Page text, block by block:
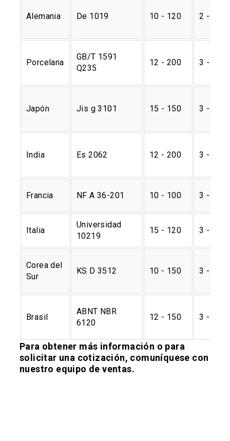
Alemania De 1019 10 - 120 2 - 6
Porcelana
GB/T 1591
Q235
12 - 200 3 - 12
Japón Jis g 3101 15 - 150 3 - 6
India Es 2062 12 - 200 3 - 12
Francia NF A 36-201 10 - 100 3 - 12
Italia
Universidad
10219
15 - 120 3 - 6
Corea del
Sur
KS D 3512 10 - 150 3 - 12
Brasil
ABNT NBR
6120
12 - 150 3 - 12
Para obtener más información o para
solicitar una cotización, comuníquese con
nuestro equipo de ventas.